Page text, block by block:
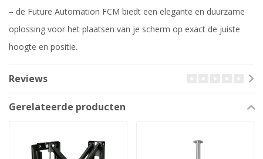
– de Future Automation FCM biedt een elegante en duurzame
oplossing voor het plaatsen van je scherm op exact de juiste
hoogte en positie.
Reviews
Gerelateerde producten